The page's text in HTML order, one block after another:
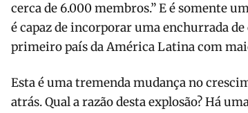
cerca de 6.000 membros.” E é somente
é capaz de incorporar uma enchurrada
primeiro país da América Latina com
Esta é uma tremenda mudança no
atrás. Qual a razão desta explosão? Há